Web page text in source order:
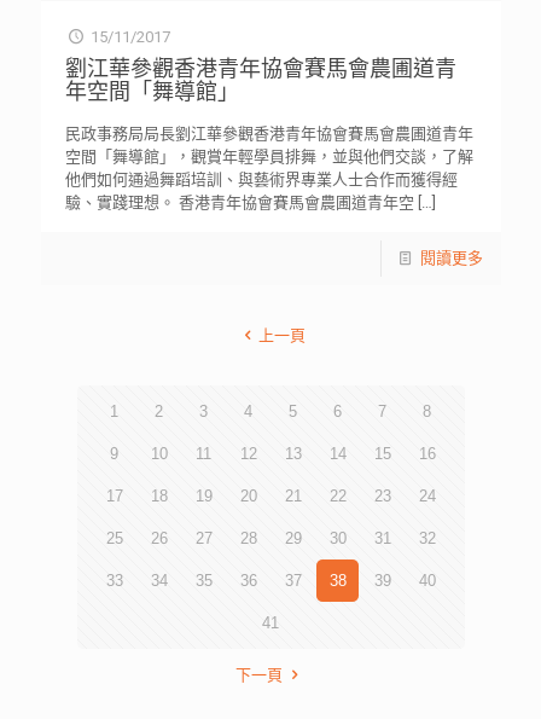
15/11/2017
劉江華參觀香港青年協會賽馬會農圃道青
年空間「舞導館」
民政事務局局長劉江華參觀香港青年協會賽馬會農圃道青年
空間「舞導館」，觀賞年輕學員排舞，並與他們交談，了解
他們如何通過舞蹈培訓、與藝術界專業人士合作而獲得經
驗、實踐理想。 香港青年協會賽馬會農圃道青年空[…]
閱讀更多
上一頁
1 2 3 4 5 6 7 8
9 10 11 12 13 14 15 16
17 18 19 20 21 22 23 24
25 26 27 28 29 30 31 32
33 34 35 36 37 38 39 40
41
下一頁